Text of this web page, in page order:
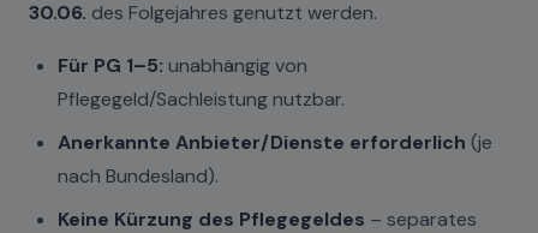
30.06. des Folgejahres genutzt werden.
Für PG 1–5: unabhängig von
Pflegegeld/Sachleistung nutzbar.
Anerkannte Anbieter/Dienste erforderlich (je
nach Bundesland).
Keine Kürzung des Pflegegeldes – separates